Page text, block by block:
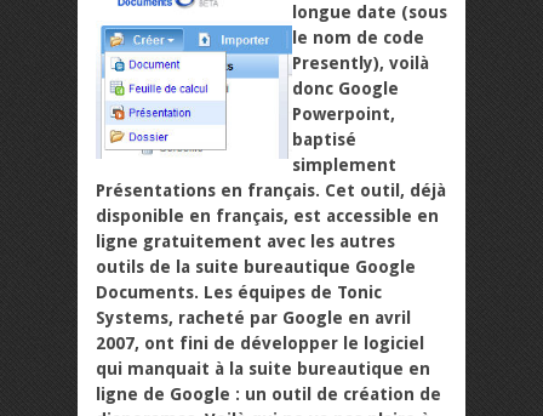
longue date (sous
le nom de code
Presently), voilà
donc Google
Powerpoint,
baptisé
simplement
Présentations en français. Cet outil, déjà
disponible en français, est accessible en
ligne gratuitement avec les autres
outils de la suite bureautique Google
Documents. Les équipes de Tonic
Systems, racheté par Google en avril
2007, ont fini de développer le logiciel
qui manquait à la suite bureautique en
ligne de Google : un outil de création de